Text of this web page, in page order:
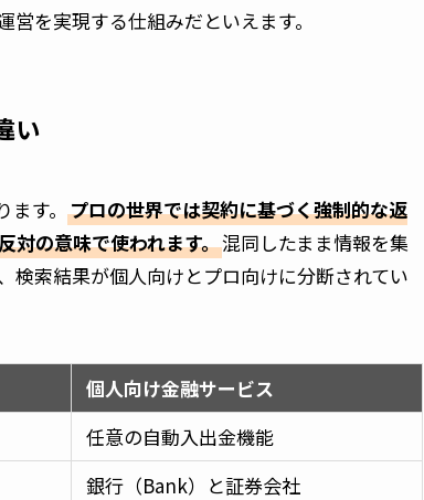
を実現する仕組みだといえます。
い
す。 プロの世界では契約に基づく強制的な返
対の意味で使われます。混同したまま情報を集
検索結果が個人向けとプロ向けに分断されてい
個人向け金融サービス
任意の自動入出金機能
銀行（Bank）と証券会社